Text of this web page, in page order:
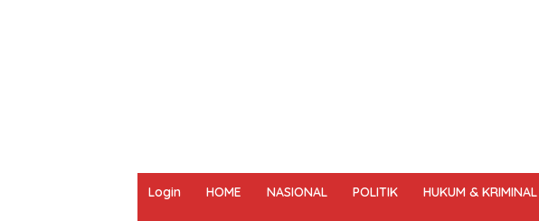
Login HOME NASIONAL POLITIK HUKUM & KRIMINAL